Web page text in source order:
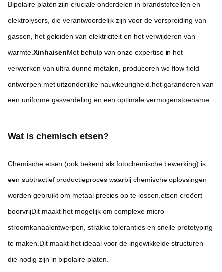
Bipolaire platen zijn cruciale onderdelen in brandstofcellen en
elektrolysers, die verantwoordelijk zijn voor de verspreiding van
gassen, het geleiden van elektriciteit en het verwijderen van
warmte. XinhaisenMet behulp van onze expertise in het
verwerken van ultra dunne metalen, produceren we flow field
ontwerpen met uitzonderlijke nauwkeurigheid.het garanderen van
een uniforme gasverdeling en een optimale vermogenstoename.
Wat is chemisch etsen?
Chemische etsen (ook bekend als fotochemische bewerking) is
een subtractief productieproces waarbij chemische oplossingen
worden gebruikt om metaal precies op te lossen.etsen creëert
boorvrijDit maakt het mogelijk om complexe micro-
stroomkanaalontwerpen, strakke toleranties en snelle prototyping
te maken.Dit maakt het ideaal voor de ingewikkelde structuren
die nodig zijn in bipolaire platen.